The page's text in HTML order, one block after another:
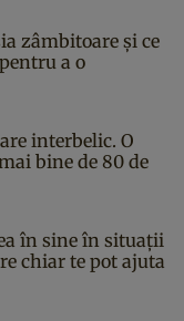
zâmbitoare și ce
a o
interbelic. O
bine de 80 de
în sine în situații
chiar te pot ajuta